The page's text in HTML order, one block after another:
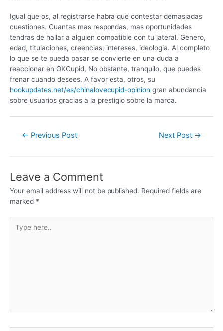
Igual que os, al registrarse habra que contestar demasiadas
cuestiones. Cuantas mas respondas, mas oportunidades
tendras de hallar a alguien compatible con tu lateral. Genero,
edad, titulaciones, creencias, intereses, ideologia. Al completo
lo que se te pueda pasar se convierte en una duda a
reaccionar en OKCupid, No obstante, tranquilo, que puedes
frenar cuando desees. A favor esta, otros, su
hookupdates.net/es/chinalovecupid-opinion gran abundancia
sobre usuarios gracias a la prestigio sobre la marca.
← Previous Post Next Post →
Leave a Comment
Your email address will not be published. Required fields are
marked *